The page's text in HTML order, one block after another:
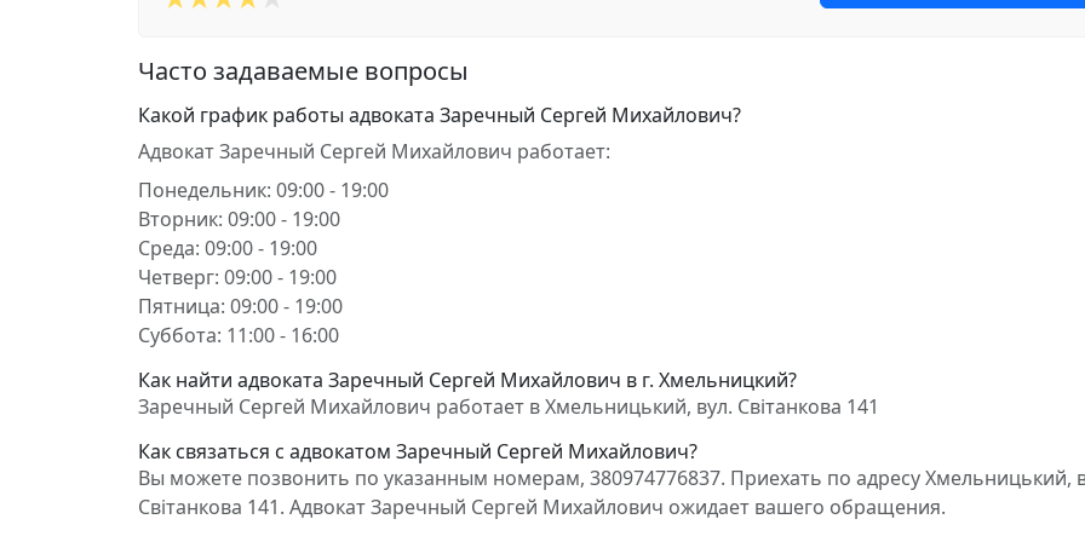
Часто задаваемые вопросы
Какой график работы адвоката Заречный Сергей Михайлович?
Адвокат Заречный Сергей Михайлович работает:
Понедельник: 09:00 - 19:00
Вторник: 09:00 - 19:00
Среда: 09:00 - 19:00
Четверг: 09:00 - 19:00
Пятница: 09:00 - 19:00
Суббота: 11:00 - 16:00
Как найти адвоката Заречный Сергей Михайлович в г. Хмельницкий?
Заречный Сергей Михайлович работает в Хмельницький, вул. Світанкова 141
Как связаться с адвокатом Заречный Сергей Михайлович?
Вы можете позвонить по указанным номерам, 380974776837. Приехать по адресу Хмельницький,
Світанкова 141. Адвокат Заречный Сергей Михайлович ожидает вашего обращения.